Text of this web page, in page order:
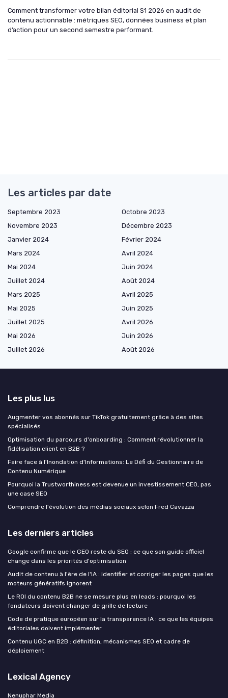
Comment transformer votre bilan éditorial S1 2026 en audit de
contenu actionnable : métriques SEO, données business et plan
d’action pour un second semestre performant.
Les articles par date
Septembre 2023
Octobre 2023
Novembre 2023
Décembre 2023
Janvier 2024
Février 2024
Mars 2024
Avril 2024
Mai 2024
Juin 2024
Juillet 2024
Août 2024
Mars 2025
Avril 2025
Mai 2025
Juin 2025
Juillet 2025
Avril 2026
Mai 2026
Juin 2026
Juillet 2026
Août 2026
Les plus lus
Augmenter vos abonnés sur TikTok gratuitement grâce à des sites
spécialisés
Optimisation du parcours d'onboarding : Comment révolutionner la
fidélisation client en B2B ?
Faire face à l'Inondation d'Informations: Le Défi du Gestionnaire de
Contenu Numérique
Pourquoi la Trustworthiness est devenue un investissement CEO, pas
une case SEO
Comprendre l'évolution des médias sociaux selon Fred Cavazza
Les derniers articles
Google confirme que le GEO reste du SEO : ce que son guide officiel
change dans les priorités d'optimisation
Audit de contenu à l'ère de l'IA : identifier et corriger les pages que les
moteurs génératifs ignorent
Le ROI du contenu B2B ne se mesure plus en leads : pourquoi les
fondateurs doivent changer de grille de lecture
Code de pratique européen sur la transparence IA : ce que les équipes
éditoriales doivent implémenter
Contenu UGC en B2B : définition, mécanismes SEO et cadre de
déploiement
Lexical Agency
Nenuphar Media